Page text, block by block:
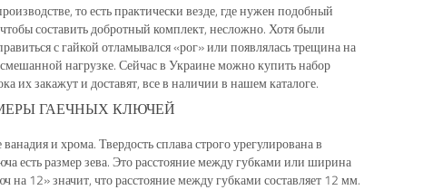
то есть практически везде, где нужен подобный
составить добротный комплект, несложно. Хотя были
с гайкой отламывался «рог» или появлялась трещина на
нагрузке. Сейчас в Украине можно купить набор
их закажут и доставят, все в наличии в нашем каталоге.
ГАЕЧНЫХ КЛЮЧЕЙ
и хрома. Твердость сплава строго урегулирована в
есть размер зева. Это расстояние между губками или ширина
на 12» значит, что расстояние между губками составляет 12 мм.